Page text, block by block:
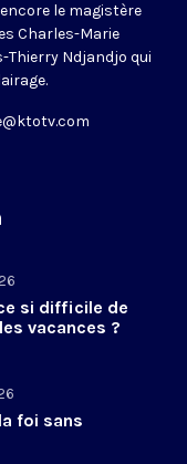
le magistère
Charles-Marie
Thierry Ndjandjo qui
si difficile de
vacances ?
foi sans